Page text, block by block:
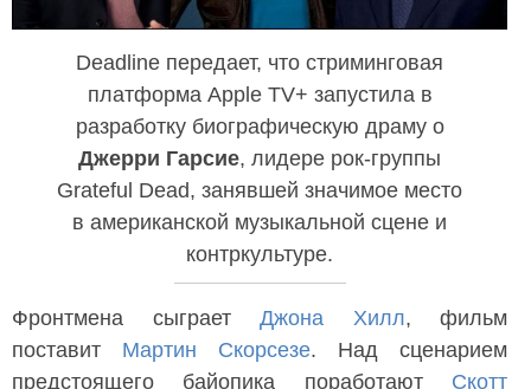
Deadline передает, что стриминговая
платформа Apple TV+ запустила в
разработку биографическую драму о
Джерри Гарсие, лидере рок-группы
Grateful Dead, занявшей значимое место
в американской музыкальной сцене и
контркультуре.
Фронтмена сыграет Джона Хилл, фильм
поставит Мартин Скорсезе. Над сценарием
предстоящего байопика поработают Скотт